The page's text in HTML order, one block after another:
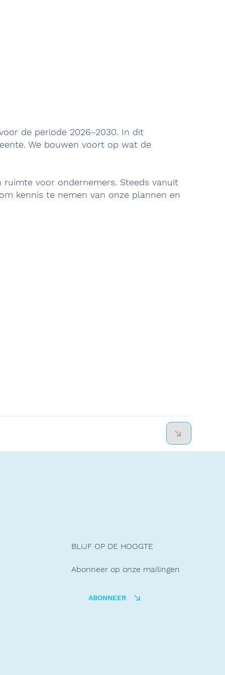
de periode 2026–2030. In dit
We bouwen voort op wat de
ruimte voor ondernemers. Steeds vanuit
kennis te nemen van onze plannen en
BLIJF OP DE HOOGTE
Abonneer op onze mailingen
ABONNEER